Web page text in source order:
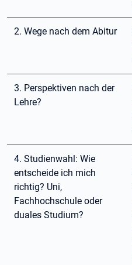
2. Wege nach dem Abitur
3. Perspektiven nach der
Lehre?
4. Studienwahl: Wie
entscheide ich mich
richtig? Uni,
Fachhochschule oder
duales Studium?